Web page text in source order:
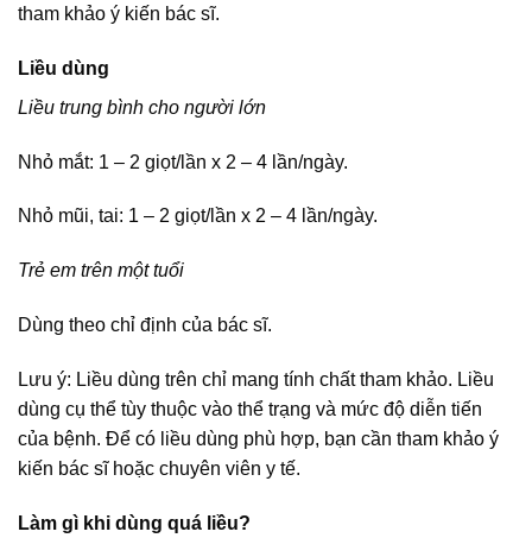
tham khảo ý kiến bác sĩ.
Liều dùng
Liều trung bình cho người lớn
Nhỏ mắt: 1 – 2 giọt/lần x 2 – 4 lần/ngày.
Nhỏ mũi, tai: 1 – 2 giọt/lần x 2 – 4 lần/ngày.
Trẻ em trên một tuổi
Dùng theo chỉ định của bác sĩ.
Lưu ý: Liều dùng trên chỉ mang tính chất tham khảo. Liều
dùng cụ thể tùy thuộc vào thể trạng và mức độ diễn tiến
của bệnh. Để có liều dùng phù hợp, bạn cần tham khảo ý
kiến bác sĩ hoặc chuyên viên y tế.
Làm gì khi dùng quá liều?